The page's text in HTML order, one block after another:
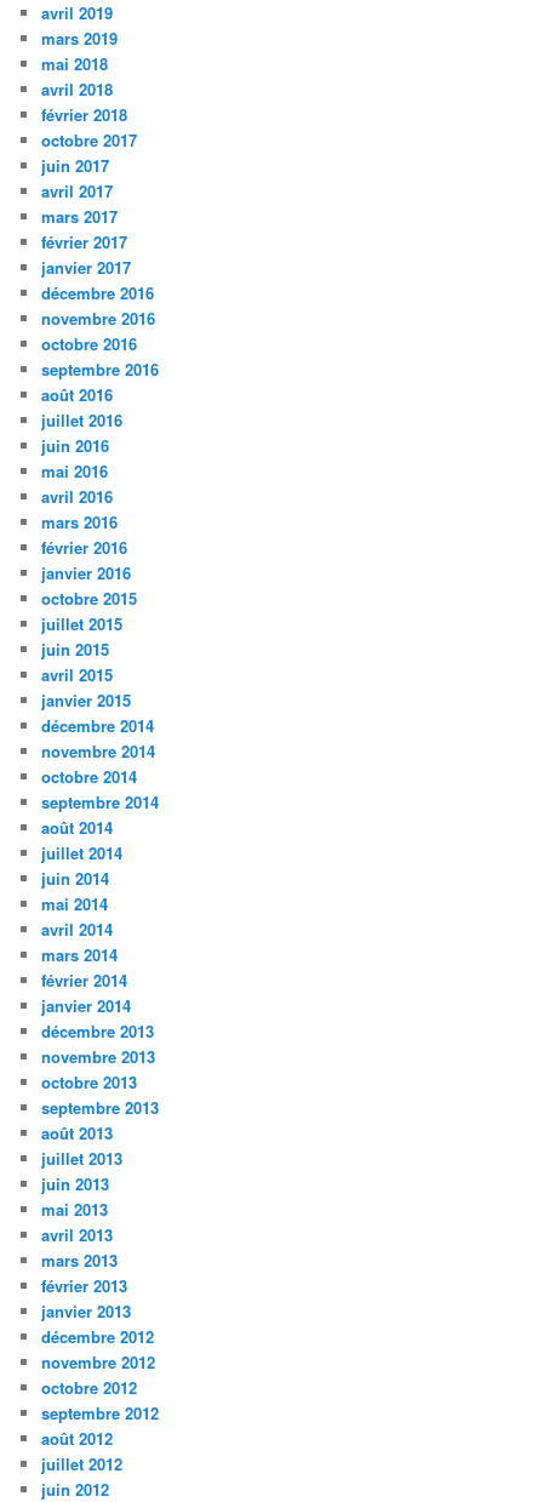
avril 2019
mars 2019
mai 2018
avril 2018
février 2018
octobre 2017
juin 2017
avril 2017
mars 2017
février 2017
janvier 2017
décembre 2016
novembre 2016
octobre 2016
septembre 2016
août 2016
juillet 2016
juin 2016
mai 2016
avril 2016
mars 2016
février 2016
janvier 2016
octobre 2015
juillet 2015
juin 2015
avril 2015
janvier 2015
décembre 2014
novembre 2014
octobre 2014
septembre 2014
août 2014
juillet 2014
juin 2014
mai 2014
avril 2014
mars 2014
février 2014
janvier 2014
décembre 2013
novembre 2013
octobre 2013
septembre 2013
août 2013
juillet 2013
juin 2013
mai 2013
avril 2013
mars 2013
février 2013
janvier 2013
décembre 2012
novembre 2012
octobre 2012
septembre 2012
août 2012
juillet 2012
juin 2012